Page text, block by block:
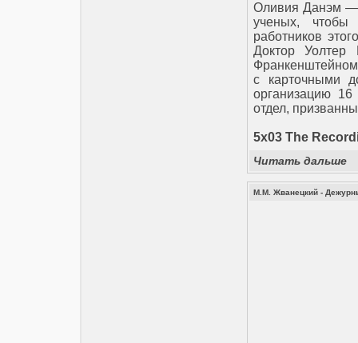
Оливия Данэм —
ученых, чтобы
работников
Доктор
с карточными
организацию
отдел,
5x03 The
Читать дальше
М.М. Жванецкий -